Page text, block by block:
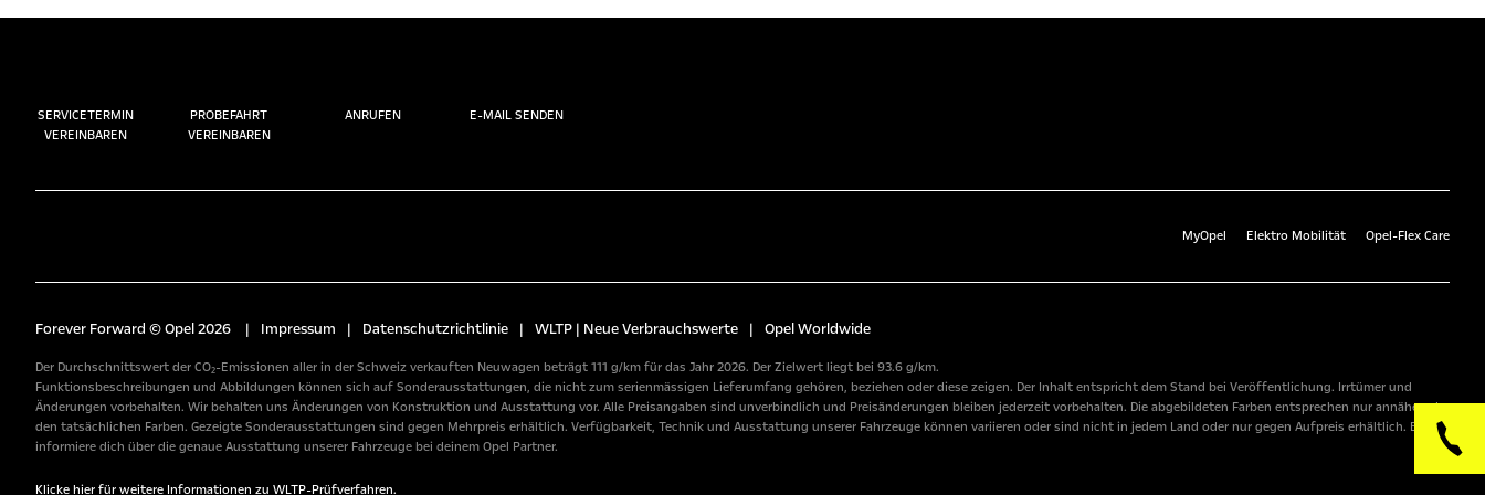
SERVICETERMIN
VEREINBAREN
PROBEFAHRT
VEREINBAREN
ANRUFEN E-MAIL SENDEN
MyOpel Elektro Mobilität Opel-Flex Care
Forever Forward © Opel 2026 | Impressum | Datenschutzrichtlinie | WLTP | Neue Verbrauchswerte | Opel Worldwide
Der Durchschnittswert der CO₂-Emissionen aller in der Schweiz verkauften Neuwagen beträgt 111 g/km für das Jahr 2026. Der Zielwert liegt bei 93.6 g/km.
Funktionsbeschreibungen und Abbildungen können sich auf Sonderausstattungen, die nicht zum serienmässigen Lieferumfang gehören, beziehen oder diese zeigen. Der Inhalt entspricht dem Stand bei Veröffentlichung. Irrtümer und
Änderungen vorbehalten. Wir behalten uns Änderungen von Konstruktion und Ausstattung vor. Alle Preisangaben sind unverbindlich und Preisänderungen bleiben jederzeit vorbehalten. Die abgebildeten Farben entsprechen nur annähernd
den tatsächlichen Farben. Gezeigte Sonderausstattungen sind gegen Mehrpreis erhältlich. Verfügbarkeit, Technik und Ausstattung unserer Fahrzeuge können variieren oder sind nicht in jedem Land oder nur gegen Aufpreis erhältlich. Bitte
informiere dich über die genaue Ausstattung unserer Fahrzeuge bei deinem Opel Partner.
Klicke hier für weitere Informationen zu WLTP-Prüfverfahren.